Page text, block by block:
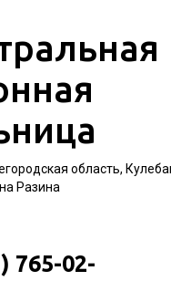
область,
Разина
765-02-